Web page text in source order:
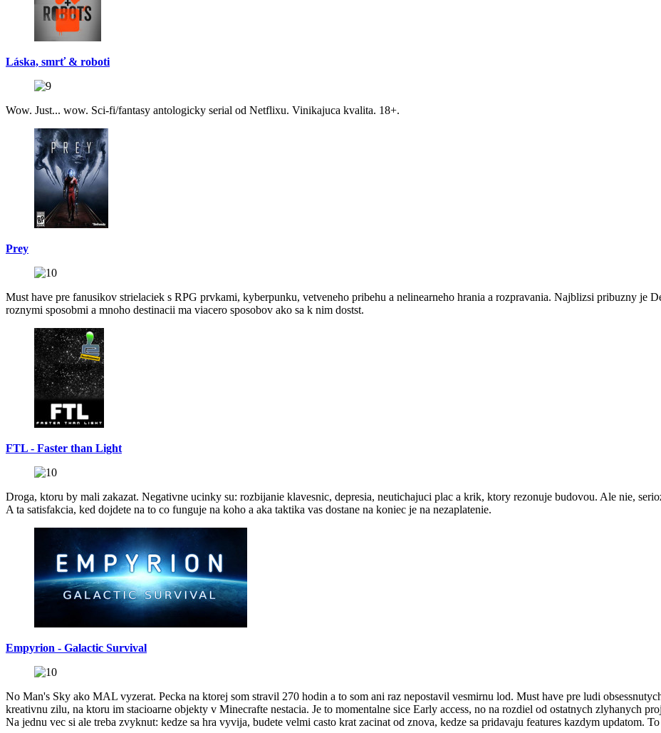
Láska, smrť & roboti
Wow. Just... wow. Sci-fi/fantasy antologicky serial od Netflixu. Vinikajuca kvalita. 18+.
Prey
Must have pre fanusikov strielaciek s RPG prvkami, kyberpunku, vetveneho pribehu a nelinearneho hrania a rozpravania. Najblizsi pribuzny je
roznymi sposobmi a mnoho destinacii ma viacero sposobov ako sa k nim dostst.
FTL - Faster than Light
Droga, ktoru by mali zakazat. Negativne ucinky su: rozbijanie klavesnic, depresia, neutichajuci plac a krik, ktory rezonuje budovou. Ale nie,
A ta satisfakcia, ked dojdete na to co funguje na koho a aka taktika vas dostane na koniec je na nezaplatenie.
Empyrion - Galactic Survival
No Man's Sky ako MAL vyzerat. Pecka na ktorej som stravil 270 hodin a to som ani raz nepostavil vesmirnu lod. Must have pre ludi
kreativnu zilu, na ktoru im stacioarne objekty v Minecrafte nestacia. Je to momentalne sice Early access, no na rozdiel od ostatnych zlyhanych
Na jednu vec si ale treba zvyknut: kedze sa hra vyvija, budete velmi casto krat zacinat od znova, kedze sa pridavaju features kazdym updatom. To